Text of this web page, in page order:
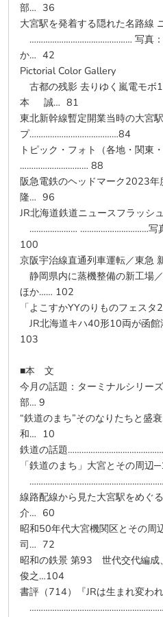
部… 36
大宮駅を発着する隠れた名路線
……………………………………… 写真：
か… 42
Pictorial Color Gallery
古都の残影 去りゆく嵐電モ
本 誠… 81
東北新幹線暫定開業当時の大宮
プ…………………………………84
トピック・フォト（各地・関東
………………………… 88
阪急電鉄のヘッドマーク
隆… 96
JR北海道鉄道ニュースフラッ
………………… …………………………写真
100
京阪宇治線直通列車運転／東急
静岡県内に蒸機整備の新工場
ほか…… 102
「よこすかYYのりものフェス
JR北海道キハ40形10両が
103
■本 文
今月の話題：ターミナルシリ
部… 9
“鉄道のまち”そのなりたちと
和… 10
鉄道の話題
「鉄道のまち」大宮とその周
線路配線から見た大宮駅をめ
介… 60
昭和50年代大宮機関区とその
司… 72
昭和の鉄景 第93 世代交代編
俊之…104
書評（714）『JRは生まれ変わ